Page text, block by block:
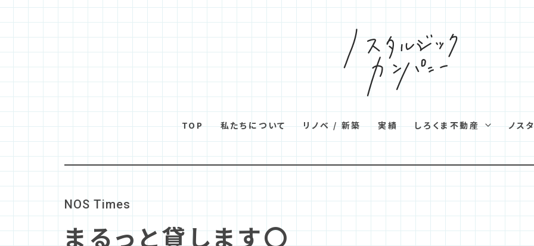
TOP 私たちについて リノベ / 新築 実績 しろくま不動産 ノス
NOS Times
まるっと貸します〇